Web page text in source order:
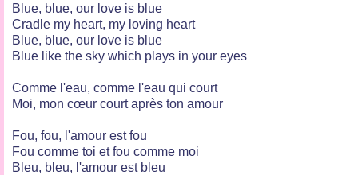
Blue, blue, our love is blue
Cradle my heart, my loving heart
Blue, blue, our love is blue
Blue like the sky which plays in your eyes
Comme l'eau, comme l'eau qui court
Moi, mon cœur court après ton amour
Fou, fou, l'amour est fou
Fou comme toi et fou comme moi
Bleu, bleu, l'amour est bleu